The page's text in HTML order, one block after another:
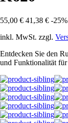
55,00 € 41,38 € -25%
inkl. MwSt. zzgl.
Entdecken Sie den
und Funktionalität